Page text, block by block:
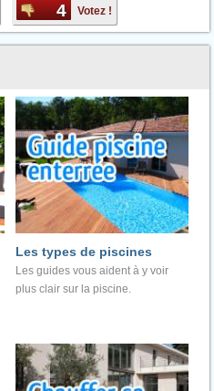
4 Votez !
Les types de piscines
Les guides vous aident à y voir
plus clair sur la piscine.